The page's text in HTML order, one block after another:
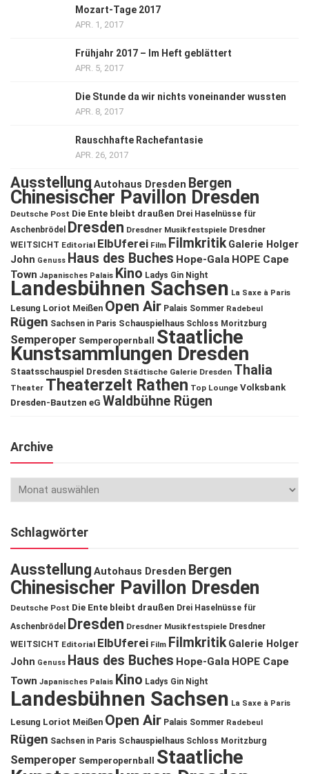
Mozart-Tage 2017
APR. 1, 2017
Frühjahr 2017 – Im Heft geblättert
APR. 5, 2017
Die Stunde da wir nichts voneinander wussten
APR. 8, 2017
Rauschhafte Rachefantasie
APR. 26, 2017
Ausstellung Autohaus Dresden Bergen
Chinesischer Pavillon Dresden
Deutsche Post Die Ente bleibt draußen Drei Haselnüsse für
Aschenbrödel
Dresden Dresdner Musikfestspiele Dresdner
WEITSICHT Editorial ElbUferei Film Filmkritik Galerie Holger
John Genuss Haus des Buches Hope-Gala HOPE Cape
Town Japanisches Palais Kino Ladys Gin Night
Landesbühnen Sachsen La Saxe à Paris
Lesung Loriot Meißen Open Air Palais Sommer Radebeul
Rügen Sachsen in Paris Schauspielhaus Schloss Moritzburg
Semperoper Semperopernball Staatliche
Kunstsammlungen Dresden
Staatsschauspiel Dresden Städtische Galerie Dresden Thalia
Theater Theaterzelt Rathen Top Lounge Volksbank
Dresden-Bautzen eG Waldbühne Rügen
Archive
Schlagwörter
Ausstellung Autohaus Dresden Bergen
Chinesischer Pavillon Dresden
Deutsche Post Die Ente bleibt draußen Drei Haselnüsse für
Aschenbrödel
Dresden Dresdner Musikfestspiele Dresdner
WEITSICHT Editorial ElbUferei Film Filmkritik Galerie Holger
John Genuss Haus des Buches Hope-Gala HOPE Cape
Town Japanisches Palais Kino Ladys Gin Night
Landesbühnen Sachsen La Saxe à Paris
Lesung Loriot Meißen Open Air Palais Sommer Radebeul
Rügen Sachsen in Paris Schauspielhaus Schloss Moritzburg
Semperoper Semperopernball
Staatliche